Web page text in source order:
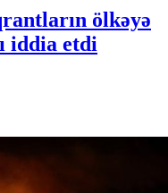
ölkəyə
iddia etdi